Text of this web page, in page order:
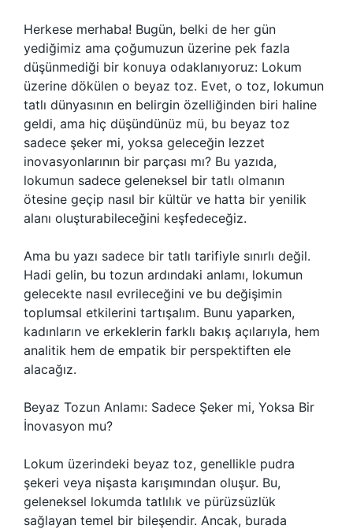
Herkese merhaba! Bugün, belki de her gün
yediğimiz ama çoğumuzun üzerine pek fazla
düşünmediği bir konuya odaklanıyoruz: Lokum
üzerine dökülen o beyaz toz. Evet, o toz, lokumun
tatlı dünyasının en belirgin özelliğinden biri haline
geldi, ama hiç düşündünüz mü, bu beyaz toz
sadece şeker mi, yoksa geleceğin lezzet
inovasyonlarının bir parçası mı? Bu yazıda,
lokumun sadece geleneksel bir tatlı olmanın
ötesine geçip nasıl bir kültür ve hatta bir yenilik
alanı oluşturabileceğini keşfedeceğiz.
Ama bu yazı sadece bir tatlı tarifiyle sınırlı değil.
Hadi gelin, bu tozun ardındaki anlamı, lokumun
gelecekte nasıl evrileceğini ve bu değişimin
toplumsal etkilerini tartışalım. Bunu yaparken,
kadınların ve erkeklerin farklı bakış açılarıyla, hem
analitik hem de empatik bir perspektiften ele
alacağız.
Beyaz Tozun Anlamı: Sadece Şeker mi, Yoksa Bir
İnovasyon mu?
Lokum üzerindeki beyaz toz, genellikle pudra
şekeri veya nişasta karışımından oluşur. Bu,
geleneksel lokumda tatlılık ve pürüzsüzlük
sağlayan temel bir bileşendir. Ancak, burada